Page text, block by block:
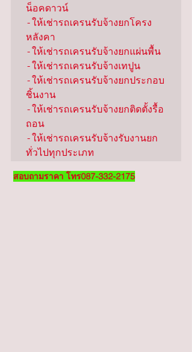
น็อคดาวน์
-ให้เช่ารถเครนรับจ้างยกโครง
หลังคา
-ให้เช่ารถเครนรับจ้างยกแผ่นพื้น
-ให้เช่ารถเครนรับจ้างเทปูน
-ให้เช่ารถเครนรับจ้างยกประกอบ
ชิ้นงาน
-ให้เช่ารถเครนรับจ้างยกติดตั้งรื้อ
ถอน
-ให้เช่ารถเครนรับจ้างรับงานยก
ทั่วไปทุกประเภท
สอบถามราคา โทร087-332-2175